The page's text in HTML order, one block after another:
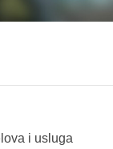
i usluga